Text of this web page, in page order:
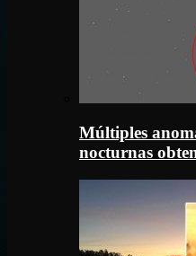
Múltiples
nocturnas